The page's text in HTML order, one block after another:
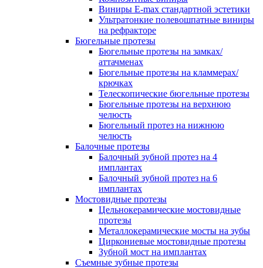
Виниры E-max стандартной эстетики
Ультратонкие полевошпатные виниры
на рефракторе
Бюгельные протезы
Бюгельные протезы на замках/
аттачменах
Бюгельные протезы на кламмерах/
крючках
Телескопические бюгельные протезы
Бюгельные протезы на верхнюю
челюсть
Бюгельный протез на нижнюю
челюсть
Балочные протезы
Балочный зубной протез на 4
имплантах
Балочный зубной протез на 6
имплантах
Мостовидные протезы
Цельнокерамические мостовидные
протезы
Металлокерамические мосты на зубы
Циркониевые мостовидные протезы
Зубной мост на имплантах
Съемные зубные протезы